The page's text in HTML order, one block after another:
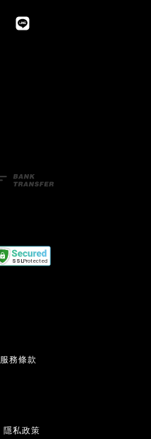
服務條款
隱私政策